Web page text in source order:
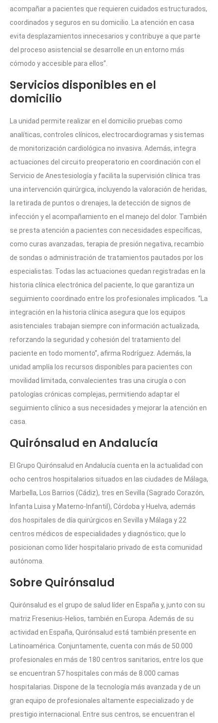
acompañar a pacientes que requieren cuidados estructurados,
coordinados y seguros en su domicilio. La atención en casa
evita desplazamientos innecesarios y contribuye a que parte
del proceso asistencial se desarrolle en un entorno más
cómodo y accesible para ellos”.
Servicios disponibles en el
domicilio
La unidad permite realizar en el domicilio pruebas como
analíticas, controles clínicos, electrocardiogramas y sistemas
de monitorización cardiológica no invasiva. Además, integra
actuaciones del circuito preoperatorio en coordinación con el
Servicio de Anestesiología y facilita la supervisión clínica tras
una intervención quirúrgica, incluyendo la valoración de heridas,
la retirada de puntos o drenajes, la detección de signos de
infección y el acompañamiento en el manejo del dolor. También
se presta atención a pacientes con necesidades específicas,
como curas avanzadas, terapia de presión negativa, recambio
de sondas o administración de tratamientos pautados por los
especialistas. Todas las actuaciones quedan registradas en la
historia clínica electrónica del paciente, lo que garantiza un
seguimiento coordinado entre los profesionales implicados. “La
integración en la historia clínica asegura que los equipos
asistenciales trabajan siempre con información actualizada,
reforzando la seguridad y cohesión del tratamiento del
paciente en todo momento”, afirma Rodríguez. Además, la
unidad amplía los recursos disponibles para pacientes con
movilidad limitada, convalecientes tras una cirugía o con
patologías crónicas complejas, permitiendo adaptar el
seguimiento clínico a sus necesidades y mejorar la atención en
casa.
Quirónsalud en Andalucía
El Grupo Quirónsalud en Andalucía cuenta en la actualidad con
ocho centros hospitalarios situados en las ciudades de Málaga,
Marbella, Los Barrios (Cádiz), tres en Sevilla (Sagrado Corazón,
Infanta Luisa y Materno-Infantil), Córdoba y Huelva, además
dos hospitales de día quirúrgicos en Sevilla y Málaga y 22
centros médicos de especialidades y diagnóstico; que lo
posicionan como líder hospitalario privado de esta comunidad
autónoma.
Sobre Quirónsalud
Quirónsalud es el grupo de salud líder en España y, junto con su
matriz Fresenius-Helios, también en Europa. Además de su
actividad en España, Quirónsalud está también presente en
Latinoamérica. Conjuntamente, cuenta con más de 50.000
profesionales en más de 180 centros sanitarios, entre los que
se encuentran 57 hospitales con más de 8.000 camas
hospitalarias. Dispone de la tecnología más avanzada y de un
gran equipo de profesionales altamente especializado y de
prestigio internacional. Entre sus centros, se encuentran el